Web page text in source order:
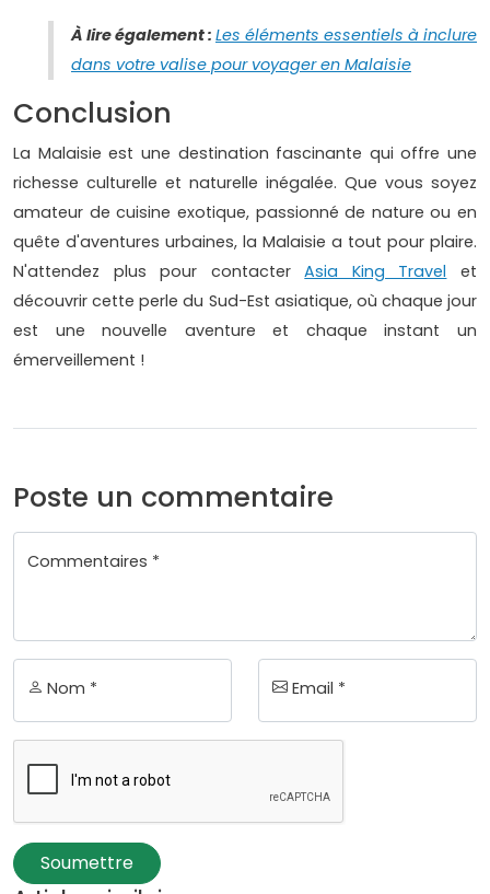
À lire également : Les éléments essentiels à inclure
dans votre valise pour voyager en Malaisie
Conclusion
La Malaisie est une destination fascinante qui offre une
richesse culturelle et naturelle inégalée. Que vous soyez
amateur de cuisine exotique, passionné de nature ou en
quête d'aventures urbaines, la Malaisie a tout pour plaire.
N'attendez plus pour contacterAsia King Travel et
découvrir cette perle du Sud-Est asiatique, où chaque jour
est une nouvelle aventure et chaque instant un
émerveillement !
Poste un commentaire
Commentaires *
Nom * Email *
Soumettre